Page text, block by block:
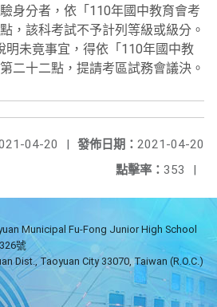
身分者，依「110年國中教育會考
，該科考試不予計列等級或級分。
明未竟事宜，得依「110年國中教
二十二點，提請考區試務會議決。
發佈日期： 2021-04-20
04-20
|
點擊率： 353 |
Municipal Fu-Fong Junior High School
號
Dist., Taoyuan City 33070, Taiwan (R.O.C.)